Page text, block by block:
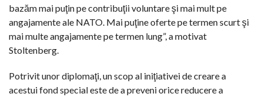
bazăm mai puţin pe contribuţii voluntare şi mai mult pe
angajamente ale NATO. Mai puţine oferte pe termen scurt şi
mai multe angajamente pe termen lung”, a motivat
Stoltenberg.
Potrivit unor diplomaţi, un scop al iniţiativei de creare a
acestui fond special este de a preveni orice reducere a